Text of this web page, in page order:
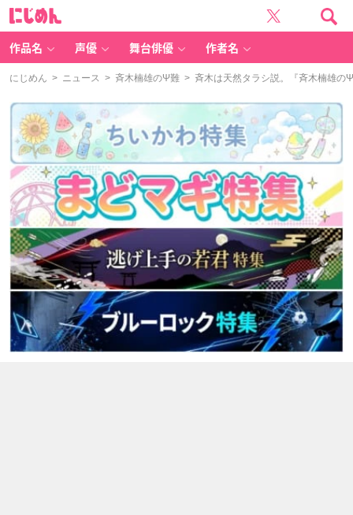
作品名 声優 舞台俳優 作者名
にじめん > ニュース > 斉木楠雄のΨ難 > 斉木は天然タラシ説。『斉木楠雄